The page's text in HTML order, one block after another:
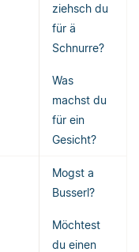
ziehsch du
für ä
Schnurre?
Was
machst du
für ein
Gesicht?
Mogst a
Busserl?
Möchtest
du einen